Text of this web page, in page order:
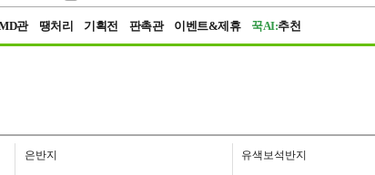
관 땡처리 기획전 판촉관 이벤트&제휴 꾹AI:추천
은반지 유색보석반지